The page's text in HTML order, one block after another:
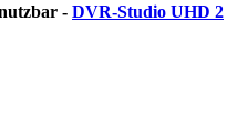
- DVR-Studio UHD 2